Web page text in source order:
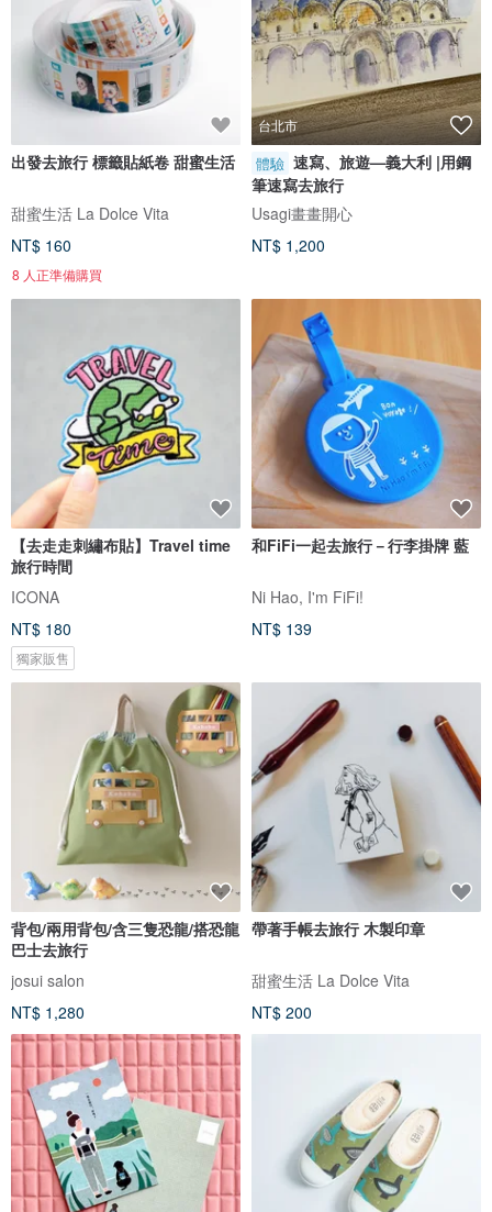
出發去旅行 標籤貼紙卷 甜蜜生活
甜蜜生活 La Dolce Vita
NT$ 160
8 人正準備購買
台北市
體驗 速寫、旅遊—義大利 |用鋼
筆速寫去旅行
Usagi畫畫開心
NT$ 1,200
【去走走刺繡布貼】Travel time
旅行時間
ICONA
NT$ 180
獨家販售
和FiFi一起去旅行－行李掛牌 藍
Ni Hao, I'm FiFi!
NT$ 139
背包/兩用背包/含三隻恐龍/搭恐龍
巴士去旅行
josui salon
NT$ 1,280
帶著手帳去旅行 木製印章
甜蜜生活 La Dolce Vita
NT$ 200